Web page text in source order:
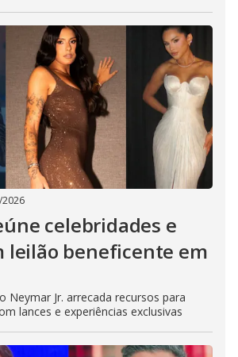
celebridades e
leilão beneficente em
Neymar Jr. arrecada recursos para
lances e experiências exclusivas